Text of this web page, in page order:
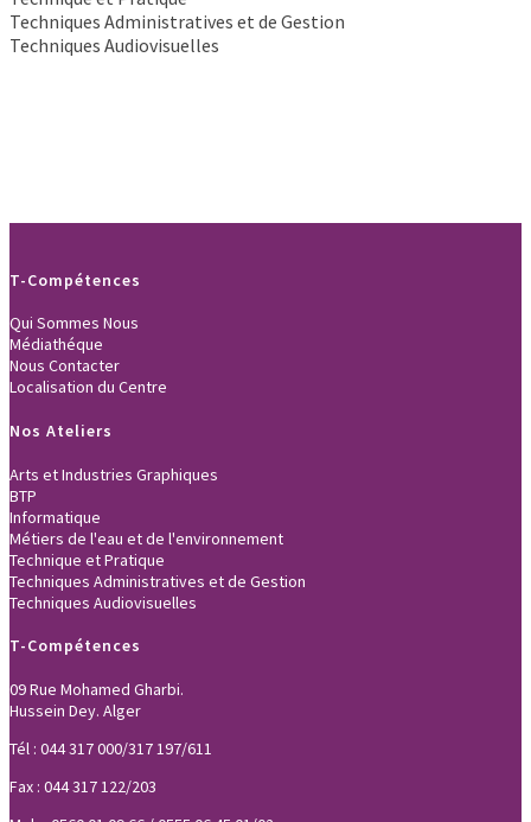
Techniques Administratives et de Gestion
Techniques Audiovisuelles
T-Compétences
Qui Sommes Nous
Médiathéque
Nous Contacter
Localisation du Centre
Nos Ateliers
Arts et Industries Graphiques
BTP
Informatique
Métiers de l'eau et de l'environnement
Technique et Pratique
Techniques Administratives et de Gestion
Techniques Audiovisuelles
T-Compétences
09 Rue Mohamed Gharbi.
Hussein Dey. Alger
Tél : 044 317 000/317 197/611
Fax : 044 317 122/203